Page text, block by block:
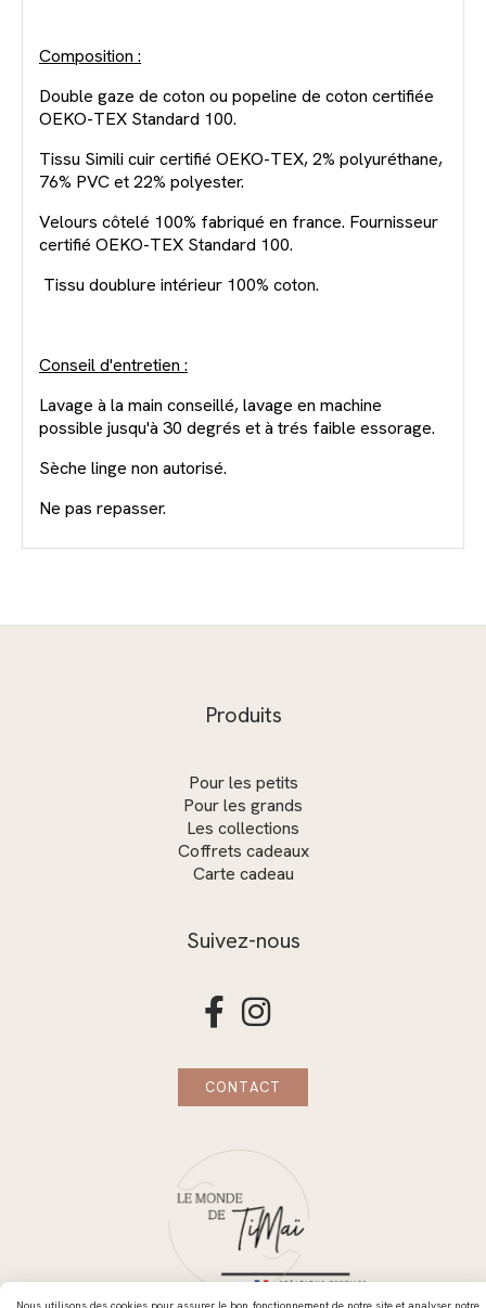
Composition :
Double gaze de coton ou popeline de coton certifiée
OEKO-TEX Standard 100.
Tissu Simili cuir certifié OEKO-TEX, 2% polyuréthane,
76% PVC et 22% polyester.
Velours côtelé 100% fabriqué en france. Fournisseur
certifié OEKO-TEX Standard 100.
Tissu doublure intérieur 100% coton.
Conseil d'entretien :
Lavage à la main conseillé, lavage en machine
possible jusqu'à 30 degrés et à trés faible essorage.
Sèche linge non autorisé.
Ne pas repasser.
Produits
Pour les petits
Pour les grands
Les collections
Coffrets cadeaux
Carte cadeau
Suivez-nous
 
CONTACT